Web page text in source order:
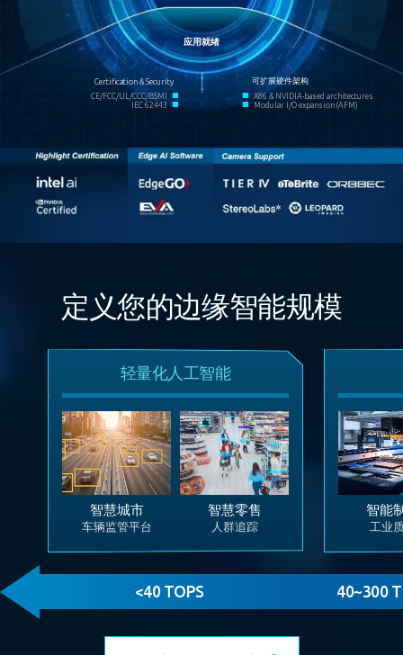
CE/FCC/UL/CCC/BSMI ■
IEC 62443 ■
Certification & Security
应用就绪
可扩展硬件架构
■ X86 & NVIDIA-based architectures
■ Modular I/O expansion (AFM)
定义您的边缘智能规模
轻量化人工智能
智慧城市
车辆监管平台
智慧零售
人群追踪
智能
工业
<40 TOPS 40~300